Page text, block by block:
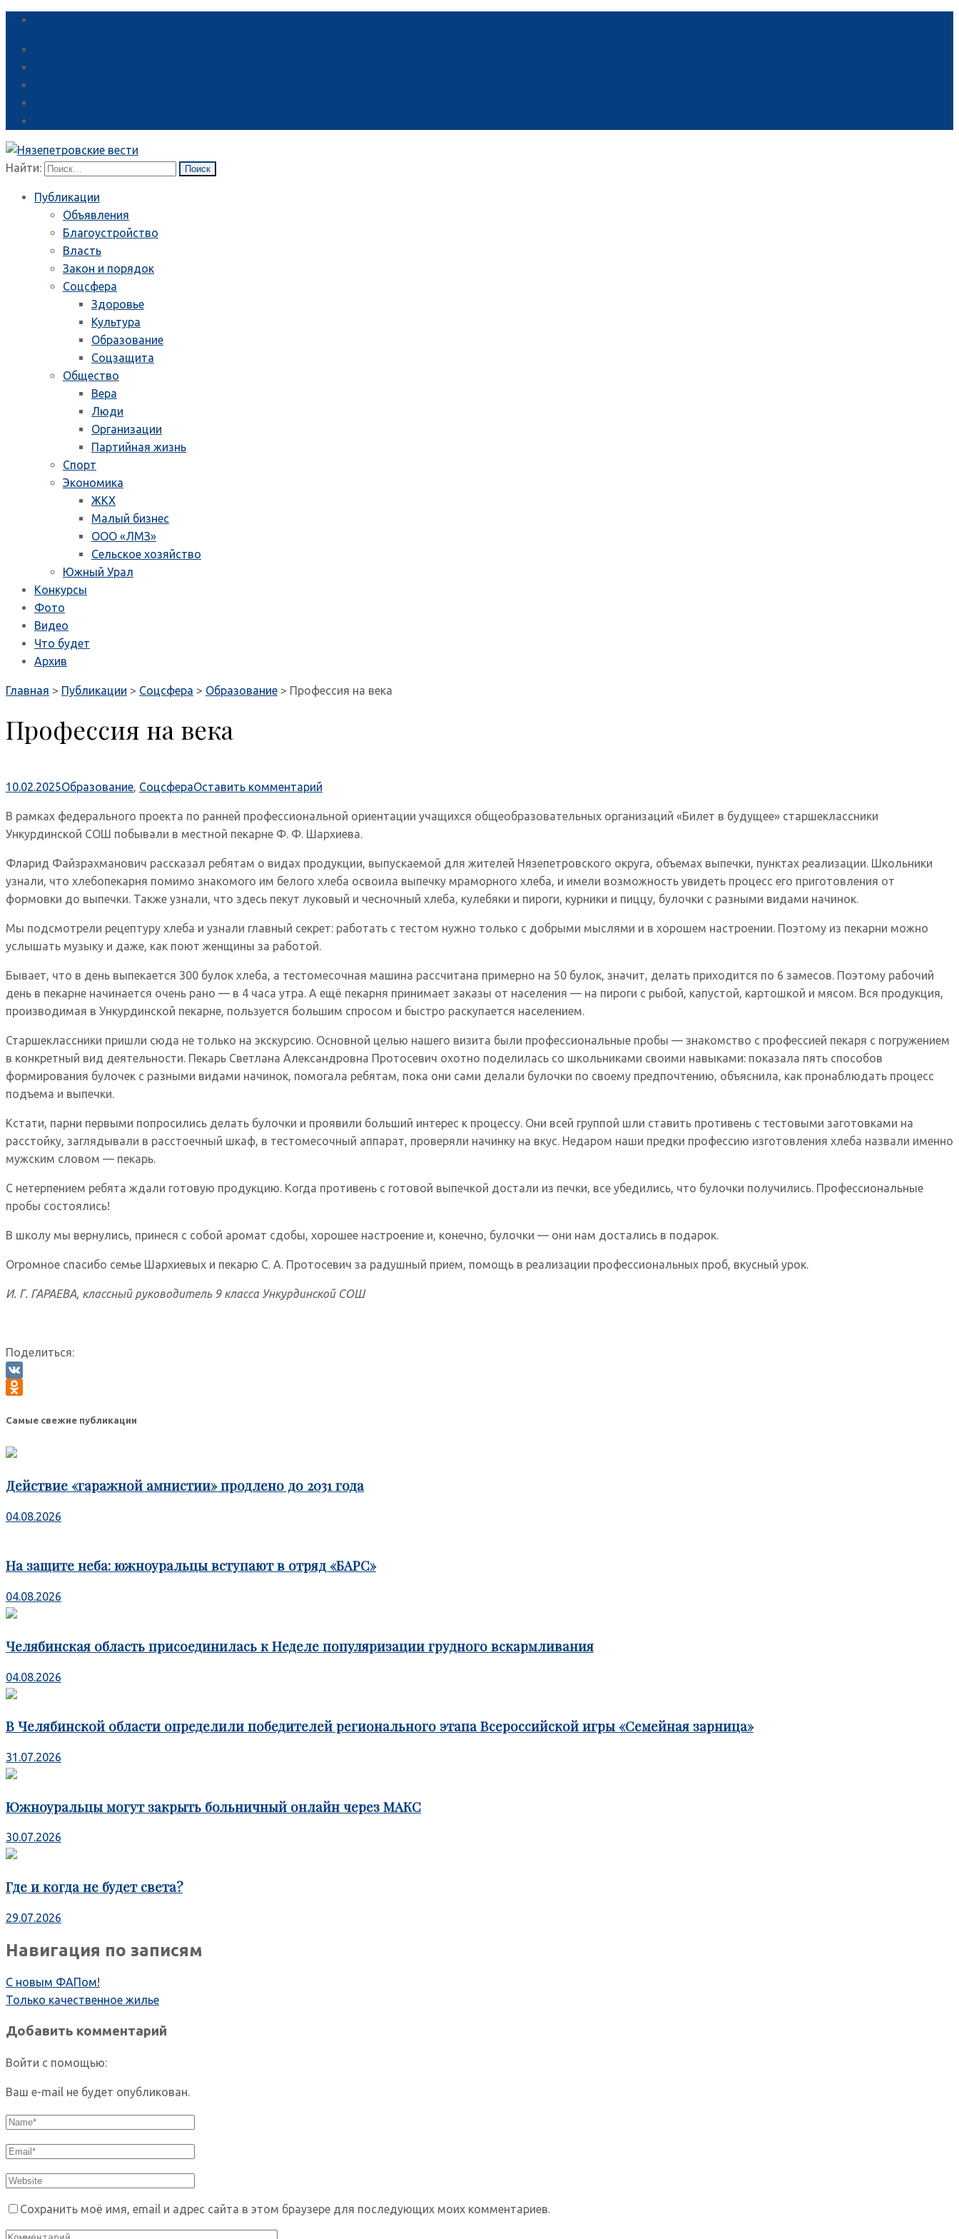
Найти:
Публикации
Объявления
Благоустройство
Власть
Закон и порядок
Соцсфера
Здоровье
Культура
Образование
Соцзащита
Общество
Вера
Люди
Организации
Партийная жизнь
Спорт
Экономика
ЖКХ
Малый бизнес
ООО «ЛМЗ»
Сельское хозяйство
Южный Урал
Конкурсы
Фото
Видео
Что будет
Архив
Главная > Публикации > Соцсфера > Образование > Профессия на века
Профессия на века
10.02.2025Образование, СоцсфераОставить комментарий
В рамках федерального проекта по ранней профессиональной ориентации учащихся общеобразовательных организаций «Билет в будущее» старшеклассники
Ункурдинской СОШ побывали в местной пекарне Ф. Ф. Шархиева.
Фларид Файзрахманович рассказал ребятам о видах продукции, выпускаемой для жителей Нязепетровского округа, объемах выпечки, пунктах реализации. Школьники
узнали, что хлебопекарня помимо знакомого им белого хлеба освоила выпечку мраморного хлеба, и имели возможность увидеть процесс его приготовления от
формовки до выпечки. Также узнали, что здесь пекут луковый и чесночный хлеба, кулебяки и пироги, курники и пиццу, булочки с разными видами начинок.
Мы подсмотрели рецептуру хлеба и узнали главный секрет: работать с тестом нужно только с добрыми мыслями и в хорошем настроении. Поэтому из пекарни можно
услышать музыку и даже, как поют женщины за работой.
Бывает, что в день выпекается 300 булок хлеба, а тестомесочная машина рассчитана примерно на 50 булок, значит, делать приходится по 6 замесов. Поэтому рабочий
день в пекарне начинается очень рано — в 4 часа утра. А ещё пекарня принимает заказы от населения — на пироги с рыбой, капустой, картошкой и мясом. Вся продукция,
производимая в Ункурдинской пекарне, пользуется большим спросом и быстро раскупается населением.
Старшеклассники пришли сюда не только на экскурсию. Основной целью нашего визита были профессиональные пробы — знакомство с профессией пекаря с погружением
в конкретный вид деятельности. Пекарь Светлана Александровна Протосевич охотно поделилась со школьниками своими навыками: показала пять способов
формирования булочек с разными видами начинок, помогала ребятам, пока они сами делали булочки по своему предпочтению, объяснила, как пронаблюдать процесс
подъема и выпечки.
Кстати, парни первыми попросились делать булочки и проявили больший интерес к процессу. Они всей группой шли ставить противень с тестовыми заготовками на
расстойку, заглядывали в расстоечный шкаф, в тестомесочный аппарат, проверяли начинку на вкус. Недаром наши предки профессию изготовления хлеба назвали именно
мужским словом — пекарь.
С нетерпением ребята ждали готовую продукцию. Когда противень с готовой выпечкой достали из печки, все убедились, что булочки получились. Профессиональные
пробы состоялись!
В школу мы вернулись, принеся с собой аромат сдобы, хорошее настроение и, конечно, булочки — они нам достались в подарок.
Огромное спасибо семье Шархиевых и пекарю С. А. Протосевич за радушный прием, помощь в реализации профессиональных проб, вкусный урок.
И. Г. ГАРАЕВА, классный руководитель 9 класса Ункурдинской СОШ
Поделиться:
VK
Самые свежие публикации
Действие «гаражной амнистии» продлено до 2031 года
04.08.2026
На защите неба: южноуральцы вступают в отряд «БАРС»
04.08.2026
Челябинская область присоединилась к Неделе популяризации грудного вскармливания
04.08.2026
В Челябинской области определили победителей регионального этапа Всероссийской игры «Семейная зарница»
31.07.2026
Южноуральцы могут закрыть больничный онлайн через МАКС
30.07.2026
Где и когда не будет света?
29.07.2026
Навигация по записям
С новым ФАПом!
Только качественное жилье
Добавить комментарий
Войти с помощью:
Ваш e-mail не будет опубликован.
Сохранить моё имя, email и адрес сайта в этом браузере для последующих моих комментариев.